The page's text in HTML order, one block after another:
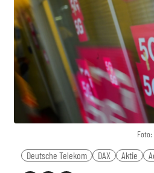
Deutsche Telekom DAX Aktie